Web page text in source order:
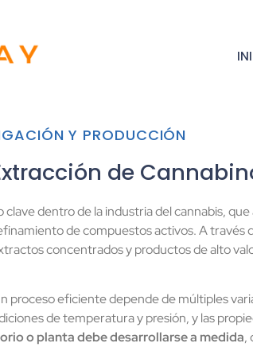
Y PRODUCCIÓN
de
clave dentro de la industria del cannabis,
de compuestos activos. A través
concentrados y productos de alto
proceso eficiente depende de múltiples
de temperatura y presión, y las
o planta debe desarrollarse a medida,